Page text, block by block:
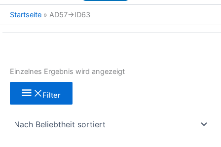
Startseite » AD57→ID63
Einzelnes Ergebnis wird angezeigt
Filter